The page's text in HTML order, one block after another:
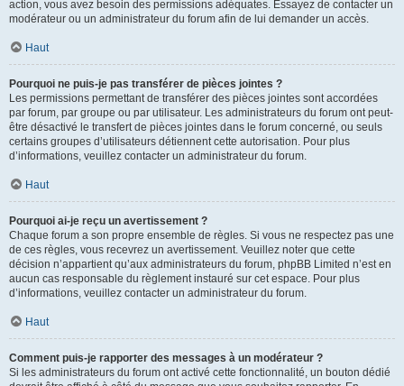
action, vous avez besoin des permissions adéquates. Essayez de contacter un
modérateur ou un administrateur du forum afin de lui demander un accès.
Haut
Pourquoi ne puis-je pas transférer de pièces jointes ?
Les permissions permettant de transférer des pièces jointes sont accordées
par forum, par groupe ou par utilisateur. Les administrateurs du forum ont peut-
être désactivé le transfert de pièces jointes dans le forum concerné, ou seuls
certains groupes d’utilisateurs détiennent cette autorisation. Pour plus
d’informations, veuillez contacter un administrateur du forum.
Haut
Pourquoi ai-je reçu un avertissement ?
Chaque forum a son propre ensemble de règles. Si vous ne respectez pas une
de ces règles, vous recevrez un avertissement. Veuillez noter que cette
décision n’appartient qu’aux administrateurs du forum, phpBB Limited n’est en
aucun cas responsable du règlement instauré sur cet espace. Pour plus
d’informations, veuillez contacter un administrateur du forum.
Haut
Comment puis-je rapporter des messages à un modérateur ?
Si les administrateurs du forum ont activé cette fonctionnalité, un bouton dédié